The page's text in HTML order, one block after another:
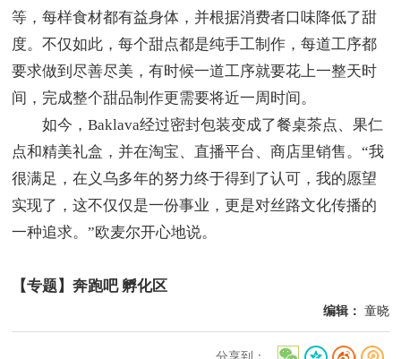
等，每样食材都有益身体，并根据消费者口味降低了甜
度。不仅如此，每个甜点都是纯手工制作，每道工序都
要求做到尽善尽美，有时候一道工序就要花上一整天时
间，完成整个甜品制作更需要将近一周时间。
如今，Baklava经过密封包装变成了餐桌茶点、果仁
点和精美礼盒，并在淘宝、直播平台、商店里销售。“我
很满足，在义乌多年的努力终于得到了认可，我的愿望
实现了，这不仅仅是一份事业，更是对丝路文化传播的
一种追求。”欧麦尔开心地说。
【专题】奔跑吧 孵化区
编辑： 童晓